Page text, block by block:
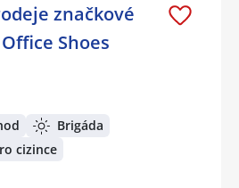
značkové
Shoes
Brigáda
cizince